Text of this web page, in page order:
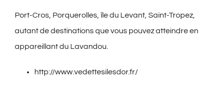
Port-Cros, Porquerolles, île du Levant, Saint-Tropez,
autant de destinations que vous pouvez atteindre en
appareillant du Lavandou.
http://www.vedettesilesdor.fr/